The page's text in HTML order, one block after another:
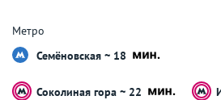
Метро
Семёновская ~ 18
Соколиная гора ~ 22